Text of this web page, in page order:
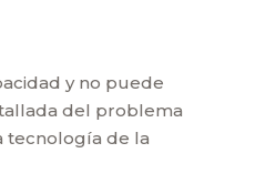
y no puede
del problema
tecnología de la